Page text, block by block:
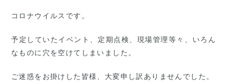
コロナウイルスです。
予定していたイベント、定期点検、現場管理等々、いろん
なものに穴を空けてしまいました。
ご迷惑をお掛けした皆様、大変申し訳ありませんでした。